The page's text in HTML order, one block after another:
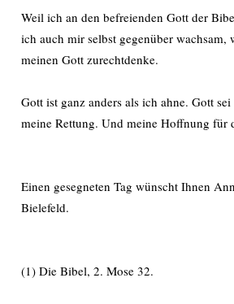
Weil ich an den befreienden Gott der
ich auch mir selbst gegenüber wachsam,
meinen Gott zurechtdenke.
Gott ist ganz anders als ich ahne. Gott
meine Rettung. Und meine Hoffnung für
Einen gesegneten Tag wünscht Ihnen
Bielefeld.
(1) Die Bibel, 2. Mose 32.